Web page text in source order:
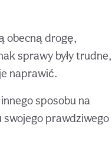
obecną drogę,
sprawy były trudne,
naprawić.
sposobu na
prawdziwego